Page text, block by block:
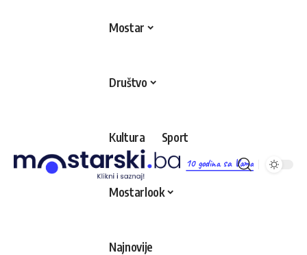
10 godina sa Vama
Mostar
Društvo
Kultura Sport
Mostarlook
Najnovije